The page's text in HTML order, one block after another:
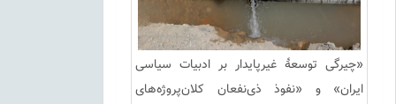
«چیرگی توسعۀ غیرپایدار بر ادبیات سیاسی
ایران» و «نفوذ ذی‌نفعان کلان‌پروژه‌‌های